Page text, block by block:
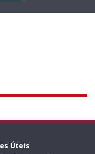
Úteis